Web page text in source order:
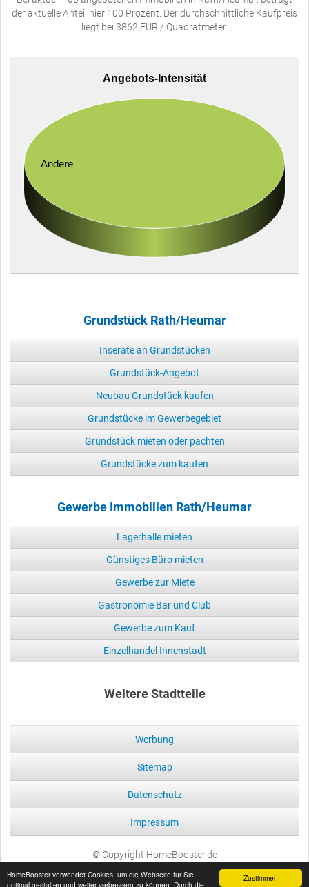
Zustimmen
HomeBooster verwendet Cookies, um die Webseite für Sie
optimal gestalten und weiter verbessern zu können. Durch die
der aktuelle Anteil hier 100 Prozent. Der durchschnittliche Kaufpreis
liegt bei 3862 EUR / Quadratmeter.
Angebots-Intensität
Andere
Grundstück Rath/Heumar
Inserate an Grundstücken
Grundstück-Angebot
Neubau Grundstück kaufen
Grundstücke im Gewerbegebiet
Grundstück mieten oder pachten
Grundstücke zum kaufen
Gewerbe Immobilien Rath/Heumar
Lagerhalle mieten
Günstiges Büro mieten
Gewerbe zur Miete
Gastronomie Bar und Club
Gewerbe zum Kauf
Einzelhandel Innenstadt
Weitere Stadtteile
Werbung
Sitemap
Datenschutz
Impressum
© Copyright HomeBooster.de